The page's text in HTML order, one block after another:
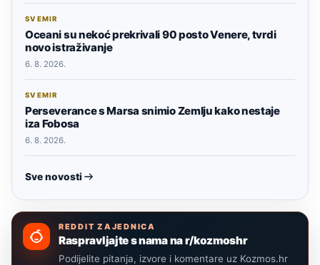
SVEMIR
Oceani su nekoć prekrivali 90 posto Venere, tvrdi
novo istraživanje
6. 8. 2026.
SVEMIR
Perseverance s Marsa snimio Zemlju kako nestaje
iza Fobosa
6. 8. 2026.
Sve novosti
REDDIT ZAJEDNICA
Raspravljajte s nama na r/kozmoshr
Podijelite pitanja, izvore i komentare uz Kozmos.hr